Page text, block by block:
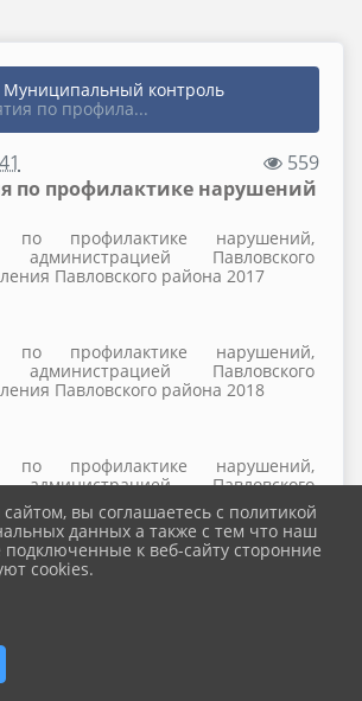
Муниципальный контроль
по профила...
559
по профилактике нарушений
по профилактике нарушений,
администрацией Павловского
Павловского района 2017
по профилактике нарушений,
администрацией Павловского
Павловского района 2018
по профилактике нарушений,
администрацией Павловского
Павловского района 2019
персональных данных
вы соглашаетесь с политикой
данных а также с тем что наш
подключенные к веб-сайту сторонние
cookies.